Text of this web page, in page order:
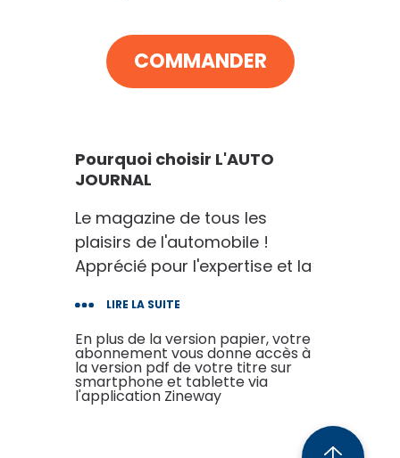
COMMANDER
Pourquoi choisir L'AUTO
JOURNAL
Le magazine de tous les
plaisirs de l'automobile !
Apprécié pour l'expertise et la
comparatifs, l'Auto Journal fait
référence en matière d'essais.
Il s'adresse aux amateurs de
technologies et de belles
mécaniques.
LIRE LA SUITE
En plus de la version papier, votre
abonnement vous donne accès à
la version pdf de votre titre sur
smartphone et tablette via
l'application Zineway